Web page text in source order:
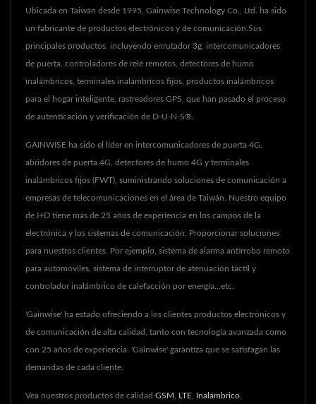
Ubicada en Taiwán desde 1995, Gainwise Technology Co., Ltd. ha sido
un fabricante de productos electrónicos y de comunicación.Sus
principales productos, incluyendo enrutador 3g, intercomunicadores
de puerta, controladores de relé remotos, detectores de humo
inalámbricos, terminales inalámbricos fijos, productos inalámbricos
para el hogar inteligente, rastreadores GPS, que han pasado el proceso
de autenticación y verificación de D-U-N-S®.
GAINWISE ha sido el líder en intercomunicadores de puerta 4G,
abridores de puerta 4G, detectores de humo 4G y terminales
inalámbricos fijos (FWT), suministrando soluciones de comunicación a
empresas de telecomunicaciones en el área de Taiwán. Nuestro equipo
de I+D tiene más de 25 años de experiencia en los campos de la
electrónica y los sistemas de comunicación. Proporcionar soluciones
para nuestros clientes. Por ejemplo, sistema de alarma antirrobo remoto
para automóviles, sistema de interruptor de atenuación táctil y
controlador inalámbrico de calefacción por energía...etc.
'Gainwise' ha estado ofreciendo a los clientes productos electrónicos y
de comunicación de alta calidad, tanto con tecnología avanzada como
con 25 años de experiencia. 'Gainwise' garantiza que se satisfagan las
demandas de cada cliente.
Vea nuestros productos de calidad GSM LTE Inalámbrico